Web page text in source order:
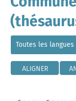
Toutes les langues
ALIGNER